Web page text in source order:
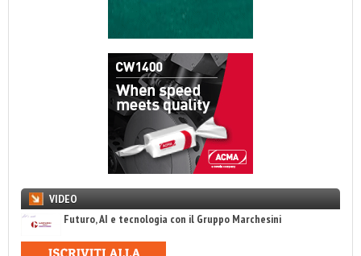
VIDEO
Futuro, AI e tecnologia con il Gruppo Marchesini